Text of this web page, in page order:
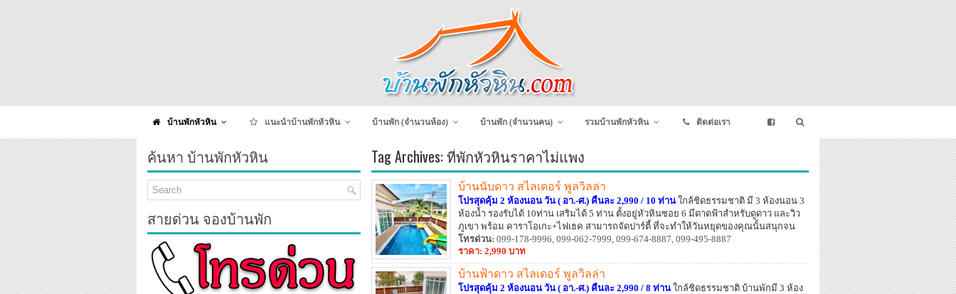
บ้านพักหัวหิน แนะนำบ้านพักหัวหิน บ้านพัก (จำนวนห้อง) บ้านพัก (จำนวนคน) รวมบ้านพักหัวหิน ติดต่อเรา
Tag Archives:ที่พักหัวหินราคาไม่แพง
บ้านนับดาว สไลเดอร์ พูลวิลล่า
โปรสุดคุ้ม 2 ห้องนอน วัน ( อา.-ศ.) คืนละ 2,990 / 10 ท่าน ใกล้ชิดธรรมชาติ มี 3 ห้องนอน 3
ห้องน้ำ รองรับได้ 10ท่าน เสริมได้ 5 ท่าน ตั้งอยู่หัวหินซอย 6 มีดาดฟ้าสำหรับดูดาว และวิว
ภูเขา พร้อม คาราโอเกะ+ไฟเธค สามารถจัดปาร์ตี้ ที่จะทำให้วันหยุดของคุณนั้นสนุกจน
ไม่รู้ลืม
โทรด่วน: 099-178-9996, 099-062-7999, 099-674-8887, 099-495-8887
ราคา: 2,990 บาท
บ้านฟ้าดาว สไลเดอร์ พูลวิลล่า
โปรสุดคุ้ม 2 ห้องนอน วัน ( อา.-ศ.) คืนละ 2,990 / 8 ท่าน ใกล้ชิดธรรมชาติ บ้านพักมี 3 ห้อง
ค้นหา บ้านพักหัวหิน
สายด่วน จองบ้านพัก